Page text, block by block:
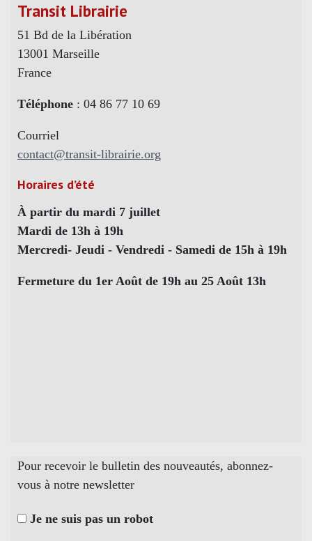
Transit Librairie
51 Bd de la Libération
13001 Marseille
France
Téléphone : 04 86 77 10 69
Courriel
contact@transit-librairie.org
Horaires d’été
À partir du mardi 7 juillet
Mardi de 13h à 19h
Mercredi- Jeudi - Vendredi - Samedi de 15h à 19h
Fermeture du 1er Août de 19h au 25 Août 13h
Pour recevoir le bulletin des nouveautés, abonnez-
vous à notre newsletter
Je ne suis pas un robot